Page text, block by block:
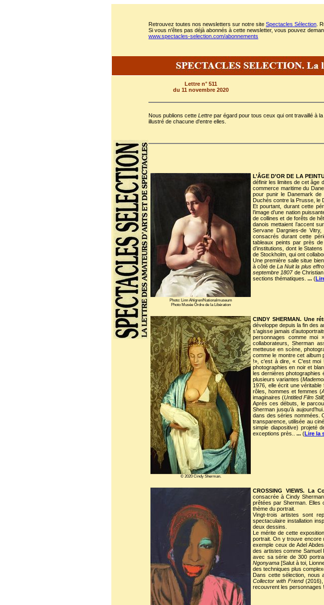
Retrouvez toutes nos newsletters sur notre site Spectacles Sélection .
Si vous n'êtes pas déjà abonnés à cette newsletter, vous pouvez
www.spectacles-selection.com/abonnements
Lettre n° 511
du 11 novembre 2020
Nous publions cette Lettre par égard pour tous ceux qui ont travaillé à
illustré de chacune d'entre elles.
Photo: Linn Ahlgren/Nationalmuseum
Photo Musée Ordre de la Libération
L’ÂGE D’OR DE LA
définir les limites de cet âge
commerce maritime du
pour punir le Danemark
Duchés contre la Prusse, le
Et pourtant, durant cette
l’image d’une nation
de collines et de forêts de
danois mettaient l’accent
Servane Dargnies-de
consacrés durant cette
tableaux peints par près
d’institutions, dont le
de Stockholm, qui ont
Une première salle situe
à côté deLa Nuit la plus
septembre 1807de Christian
sections thématiques. ... (
© 2020 Cindy Sherman.
CINDY SHERMAN. Une
développe depuis la fin des
s’agisse jamais
personnages comme moi
collaborateurs, Sherman
metteuse en scène,
comme le montre cet album
!», c'est à dire, « C'est moi
photographies en noir et
les dernières photographies
plusieurs variantes (
1976, elle écrit une
rôles, hommes et femmes (
imaginaires (Untitled Film Still
Après ces débuts, le
Sherman jusqu’à
dans des séries nommées.
transparence, utilisée au
simple diapositive) projeté
exceptions près.. ... (Lire la
CROSSING VIEWS. La
consacrée à Cindy
prêtées par Sherman. Elles
thème du portrait.
Vingt-trois artistes sont
spectaculaire installation
deux dessins.
Le mérite de cette
portrait. On y trouve encore
exemple ceux de Adel
des artistes comme
avec sa série de 300
Ngonyama [Salut à toi,
des techniques plus
Dans cette sélection, nous
Collector with Friend(2016),
recouvrent les personnages !